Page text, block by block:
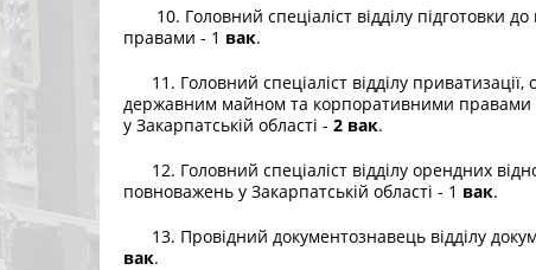
10. Головний спеціаліст відділу підготовки
правами - 1 вак.
11. Головний спеціаліст відділу
державним майном та корпоративними правами
у Закарпатській області - 2 вак.
12. Головний спеціаліст відділу орендних
повноважень у Закарпатській області - 1 вак.
13. Провідний документознавець відділу
вак.